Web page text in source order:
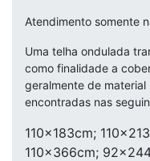
Atendimento somente
Uma telha ondulada
como finalidade a
geralmente de
encontradas nas
110x183cm;
110x366cm;